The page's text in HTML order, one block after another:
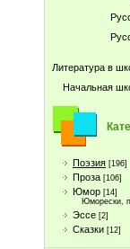
Литература в
Начальная
Поэзия [196]
Проза [106]
Юмор [14]
Юморески,
Эссе [2]
Сказки [12]